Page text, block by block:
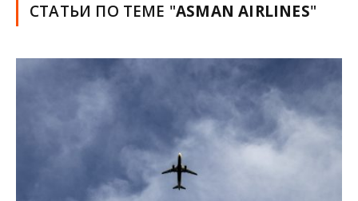
СТАТЬИ ПО ТЕМЕ "ASMAN AIRLINES"